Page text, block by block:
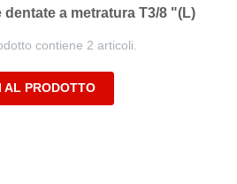
a metratura T3/8 "(L)
contiene 2 articoli.
AL PRODOTTO